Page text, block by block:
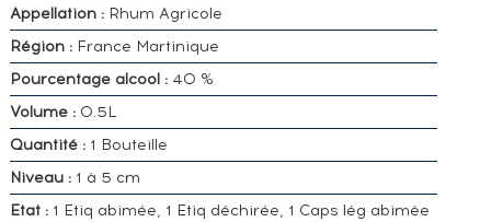
Appellation :Rhum Agricole
Région : France Martinique
Pourcentage alcool :40 %
Volume : 0.5L
Quantité :1 Bouteille
Niveau :1 à 5 cm
Etat :1 Etiq abimée, 1 Etiq déchirée, 1 Caps lég abimée